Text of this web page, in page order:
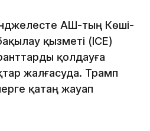
АҚШ-тың Көші-
қызметі (ICE)
қолдауға
жалғасуда. Трамп
қатаң жауап